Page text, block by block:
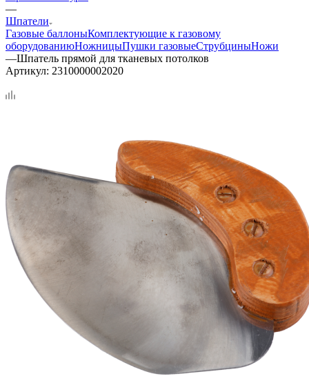
—
Шпатели
Газовые баллоныКомплектующие к газовому
оборудованиюНожницыПушки газовыеСтрубциныНожи
—Шпатель прямой для тканевых потолков
Артикул: 2310000002020